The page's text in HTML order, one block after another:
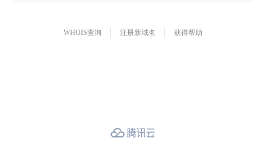
WHOIS查询 注册新域名 获得帮助